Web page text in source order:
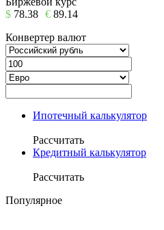
$ 78.38 € 89.14
Конвертер валют
Ипотечный калькулятор
Рассчитать
Кредитный калькулятор
Рассчитать
Популярное